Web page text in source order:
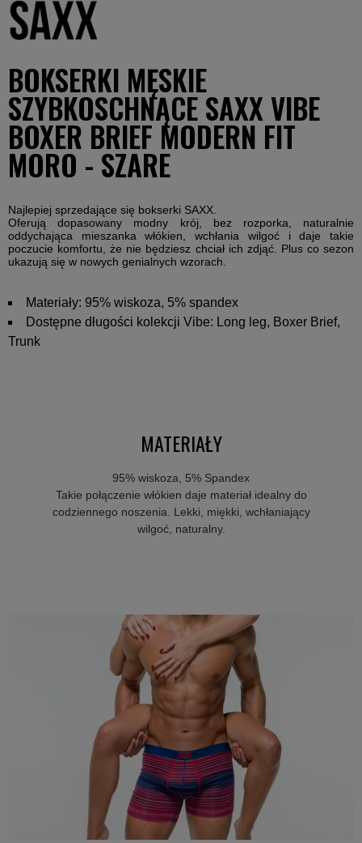
BOKSERKI MĘSKIE
SZYBKOSCHNĄCE SAXX VIBE
BOXER BRIEF MODERN FIT
MORO - SZARE
Najlepiej sprzedające się bokserki SAXX.
Oferują dopasowany modny krój, bez rozporka, naturalnie
oddychająca mieszanka włókien, wchłania wilgoć i daje takie
poczucie komfortu, że nie będziesz chciał ich zdjąć. Plus co sezon
ukazują się w nowych genialnych wzorach.
Materiały: 95% wiskoza, 5% spandex
Dostępne długości kolekcji Vibe: Long leg, Boxer Brief,
Trunk
MATERIAŁY
95% wiskoza, 5% Spandex
Takie połączenie włókien daje materiał idealny do
codziennego noszenia. Lekki, miękki, wchłaniający
wilgoć, naturalny.